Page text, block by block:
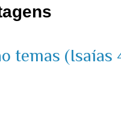
temas (Isaías